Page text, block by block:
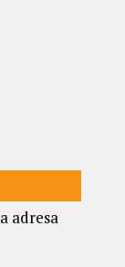
adresa